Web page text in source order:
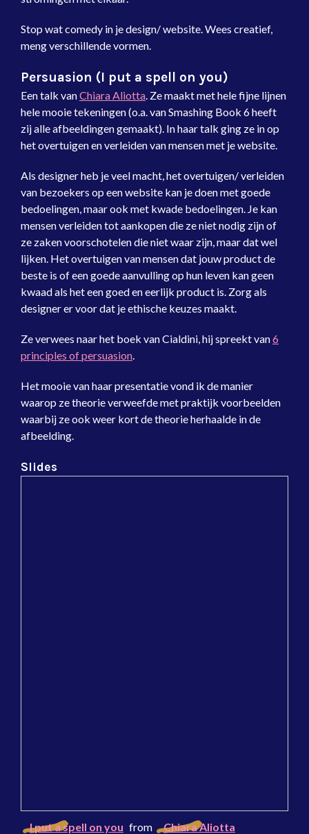
Stop wat comedy in je design/ website. Wees creatief,
meng verschillende vormen.
Persuasion (I put a spell on you)
Een talk vanChiara Aliotta. Ze maakt met hele fijne lijnen
hele mooie tekeningen (o.a. van Smashing Book 6 heeft
zij alle afbeeldingen gemaakt). In haar talk ging ze in op
het overtuigen en verleiden van mensen met je website.
Als designer heb je veel macht, het overtuigen/ verleiden
van bezoekers op een website kan je doen met goede
bedoelingen, maar ook met kwade bedoelingen. Je kan
mensen verleiden tot aankopen die ze niet nodig zijn of
ze zaken voorschotelen die niet waar zijn, maar dat wel
lijken. Het overtuigen van mensen dat jouw product de
beste is of een goede aanvulling op hun leven kan geen
kwaad als het een goed en eerlijk product is. Zorg als
designer er voor dat je ethische keuzes maakt.
Ze verwees naar het boek van Cialdini, hij spreekt van6
principles of persuasion.
Het mooie van haar presentatie vond ik de manier
waarop ze theorie verweefde met praktijk voorbeelden
waarbij ze ook weer kort de theorie herhaalde in de
afbeelding.
Slides
I put a spell on you from Chiara Aliotta